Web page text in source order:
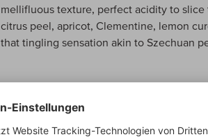
mellifluous texture, perfect acidity to
citrus peel, apricot, Clementine, lemon
that tingling sensation akin to Szechuan